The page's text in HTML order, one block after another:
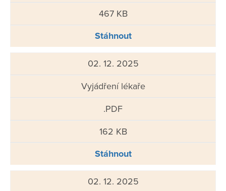
467 KB
Stáhnout
02. 12. 2025
Vyjádření lékaře
.PDF
162 KB
Stáhnout
02. 12. 2025